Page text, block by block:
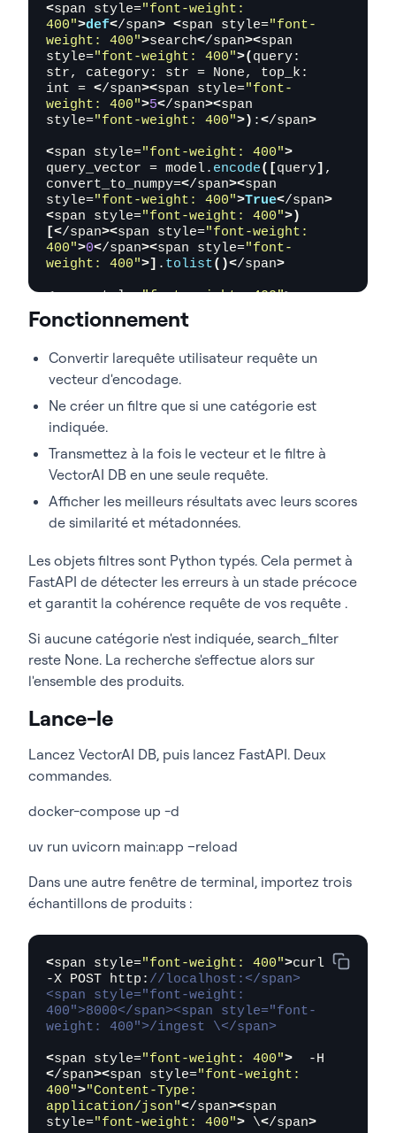
<span style="font-weight:
400">def</span> <span style="font-
weight: 400">search</span><span
style="font-weight: 400">( query:
str, category: str = None, top_k:
int = </span><span style="font-
weight: 400">5</span><span
style="font-weight: 400">) :</span>
<span style="font-weight: 400">
query_vector = model. encode([query] ,
convert_to_numpy=</span><span
style="font-weight: 400">True</span>
<span style="font-weight: 400">)
[</span><span style="font-weight:
400">0</span><span style="font-
weight: 400">] . tolist()</span>
<span style="font-weight: 400">
search_filter =
/span
style="font-weight: 400"
<span style="font-weight:
400">if </span><span style=
category:
<span style=
FilterBuilder().must(Field (< /span>
<span style="font-weight:
span
style="font-weight:
400">).eq(category)).build
400">with</span><span style="font-
weight: 400"> VectorAIClient(</span>
<span style="font-weight:
400"
"localhost:50051"
span
"font-weight: 400" >) /span
>
<span style="font-weight:
400">as </span><span style="font-
weight: 400"> client:
span style=
results =
<span style=
span style= "font-weight: 400"
< /span
limit=top_k,</span>
filter=search_filter</span>
<span style="font-weight: 400">
)< /span
<span style="font-weight:
400">return</span><span style=
<span style= "font-weight: 400">
{</span>
<span style="font-
Fonctionnement
Convertir larequête utilisateur requête un
vecteur d'encodage.
Ne créer un filtre que si une catégorie est
indiquée.
Transmettez à la fois le vecteur et le filtre à
VectorAI DB en une seule requête.
Afficher les meilleurs résultats avec leurs scores
de similarité et métadonnées.
Les objets filtres sont Python typés. Cela permet à
FastAPI de détecter les erreurs à un stade précoce
et garantit la cohérence requête de vos requête .
Si aucune catégorie n'est indiquée, search_filter
reste None. La recherche s'effectue alors sur
l'ensemble des produits.
Lance-le
Lancez VectorAI DB, puis lancez FastAPI. Deux
commandes.
docker-compose up -d
uv run uvicorn main:app –reload
Dans une autre fenêtre de terminal, importez trois
échantillons de produits :
<span style="font-weight: 400">curl
-X POST http: //localhost:</span>
<span style="font-weight:
400">8000</span><span style="font-
weight: 400">/ingest \</span>
<span style="font-weight: 400">
</span><span style="font-weight:
400">"Content-Type:
application/json"</span><span
style="font-weight: 400"> \</span>